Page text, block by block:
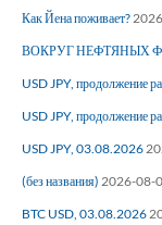
Как Йена поживает?
ВОКРУГ НЕФТЯНЫХ
USD JPY, продолжение
USD JPY, продолжение
USD JPY, 03.08.2026
(без названия) 2026-08-
BTC USD, 03.08.2026